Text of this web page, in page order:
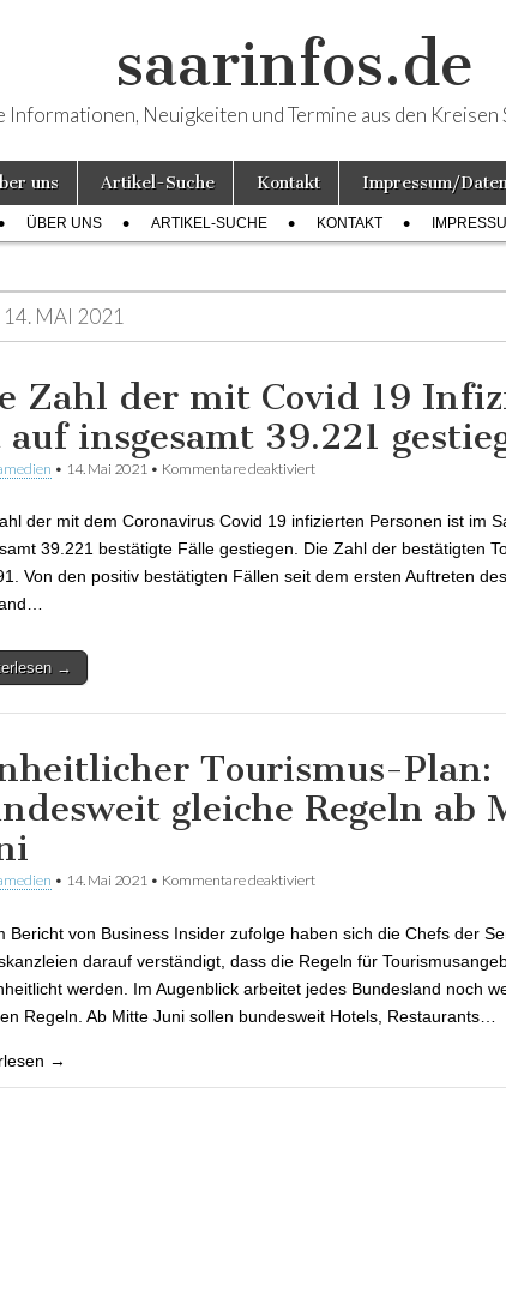
saarinfos.de
Informationen, Neuigkeiten und Termine aus den
uns Artikel-Suche Kontakt Impressum/
ÜBER UNS ARTIKEL-SUCHE KONTAKT
14. MAI 2021
Zahl der mit Covid 19
insgesamt 39.221
• 14. Mai 2021 • Kommentare deaktiviert
der mit dem Coronavirus Covid 19 infizierten Personen ist im
39.221 bestätigte Fälle gestiegen. Die Zahl der bestätigten
Von den positiv bestätigten Fällen seit dem ersten Auftreten
→
Tourismus-Plan:
gleiche Regeln ab
• 14. Mai 2021 • Kommentare deaktiviert
Bericht von Business Insider zufolge haben sich die Chefs der
darauf verständigt, dass die Regeln für
werden. Im Augenblick arbeitet jedes Bundesland noch
Regeln. Ab Mitte Juni sollen bundesweit Hotels, Restaurants…
→